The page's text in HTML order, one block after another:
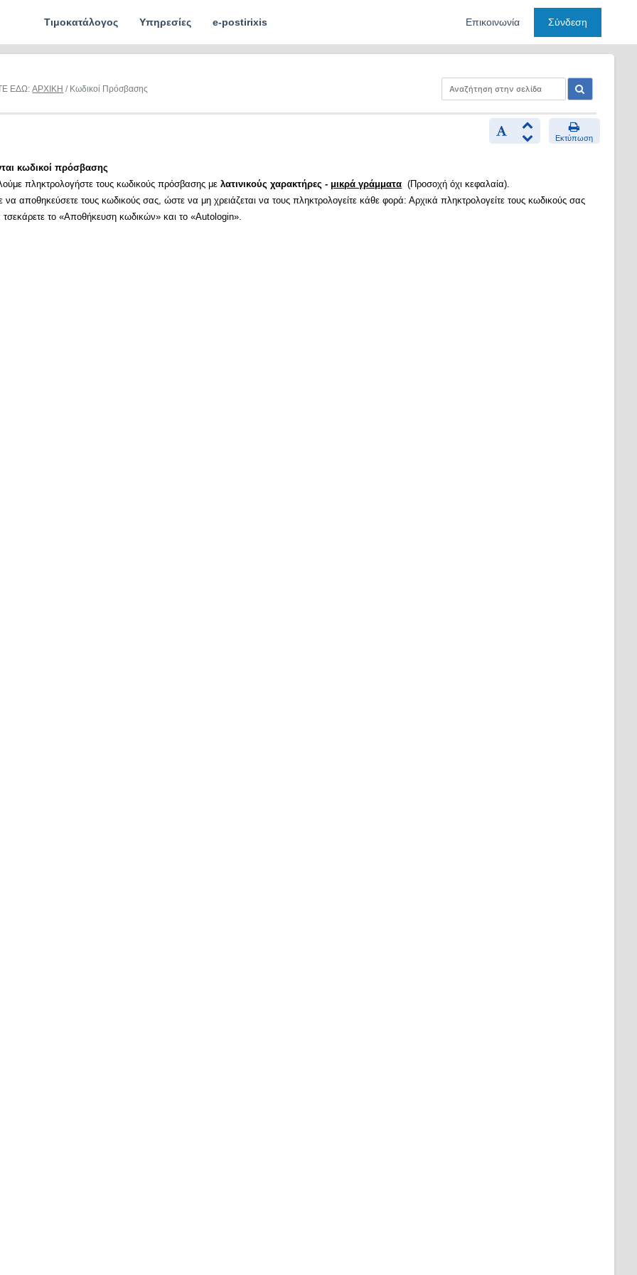
Τιμοκατάλογος Υπηρεσίες e-postirixis Επικοινωνία Σύνδεση
ΕΔΩ:ΑΡΧΙΚΗ / Κωδικοί Πρόσβασης
Εκτύπωση
κωδικοί πρόσβασης
πληκτρολογήστε τους κωδικούς πρόσβασης μελατινικούς χαρακτήρες - μικρά γράμματα (Προσοχή όχι κεφαλαία).
να αποθηκεύσετε τους κωδικούς σας, ώστε να μη χρειάζεται να τους πληκτρολογείτε κάθε φορά: Αρχικά πληκτρολογείτε τους κωδικούς σας
τσεκάρετε το «Αποθήκευση κωδικών» και το «Autologin».